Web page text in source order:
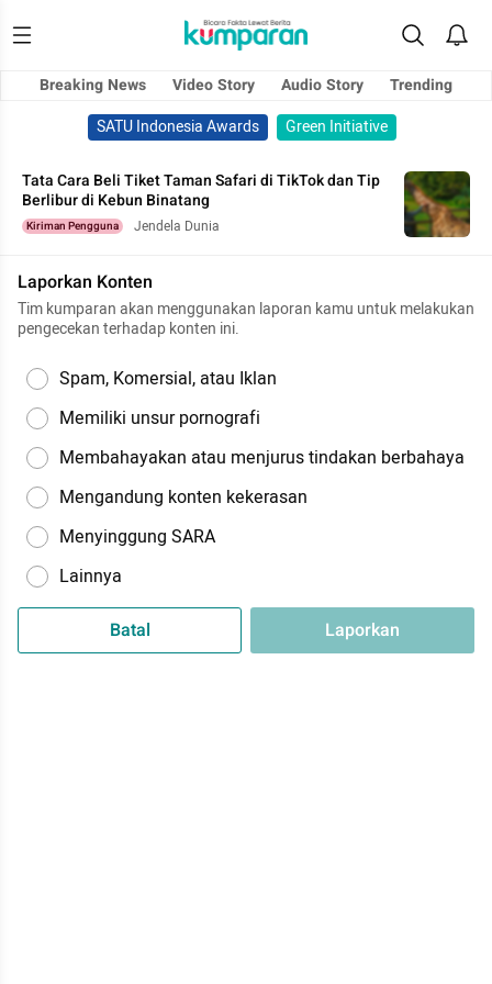
Breaking News Video Story Audio Story
Trending
SATU Indonesia Awards
Green Initiative
Tata Cara Beli Tiket Taman Safari di TikTok dan Tip
Berlibur di Kebun Binatang
Kiriman Pengguna Jendela Dunia
Laporkan Konten
Tim kumparan akan menggunakan laporan kamu untuk melakukan
pengecekan terhadap konten ini.
Spam, Komersial, atau Iklan
Memiliki unsur pornografi
Membahayakan atau menjurus tindakan berbahaya
Mengandung konten kekerasan
Menyinggung SARA
Lainnya
Batal Laporkan